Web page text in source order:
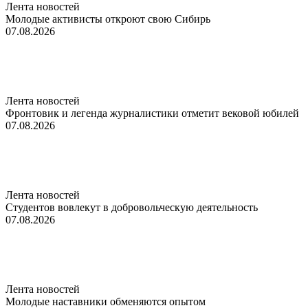
Лента новостей
Молодые активисты откроют свою Сибирь
07.08.2026
Лента новостей
Фронтовик и легенда журналистики отметит вековой юбилей
07.08.2026
Лента новостей
Студентов вовлекут в добровольческую деятельность
07.08.2026
Лента новостей
Молодые наставники обменяются опытом